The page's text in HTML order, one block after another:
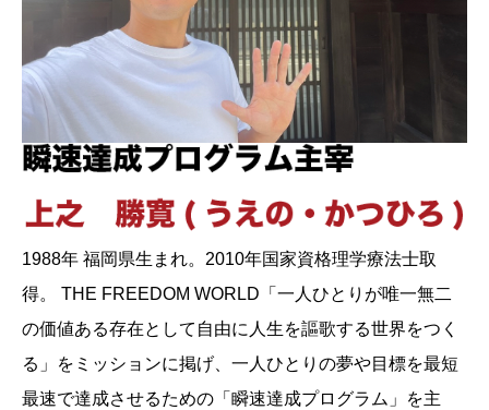
1988年 福岡県生まれ。2010年国家資格理学療法士取
得。 THE FREEDOM WORLD「一人ひとりが唯一無二
の価値ある存在として自由に人生を謳歌する世界をつく
る」をミッションに掲げ、一人ひとりの夢や目標を最短
最速で達成させるための「瞬速達成プログラム」を主